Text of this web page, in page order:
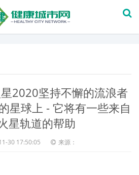
2020坚持不懈的流浪者
星球上 - 它将有一些来自
星轨道的帮助
30 17:50:05 来源：